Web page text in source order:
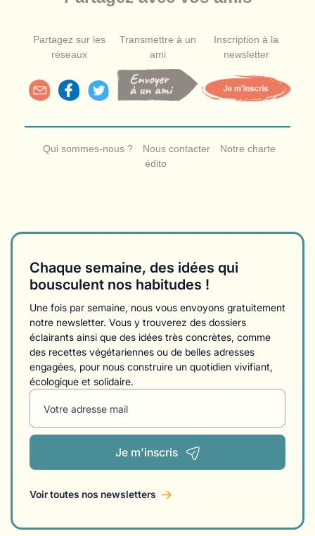
Partagez sur les
réseaux
Transmettre à un
ami
Inscription à la
newsletter
Qui sommes-nous ? Nous contacter
Notre charte
édito
Chaque semaine, des idées qui
bousculent nos habitudes !
Une fois par semaine, nous vous envoyons gratuitement
notre newsletter. Vous y trouverez des dossiers
éclairants ainsi que des idées très concrètes, comme
des recettes végétariennes ou de belles adresses
engagées, pour nous construire un quotidien vivifiant,
écologique et solidaire.
Votre adresse mail
Je m'inscris
Voir toutes nos newsletters